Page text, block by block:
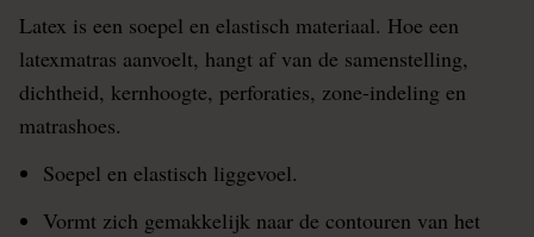
Latex is een soepel en elastisch materiaal. Hoe een
latexmatras aanvoelt, hangt af van de samenstelling,
dichtheid, kernhoogte, perforaties, zone-indeling en
matrashoes.
Soepel en elastisch liggevoel.
Vormt zich gemakkelijk naar de contouren van het